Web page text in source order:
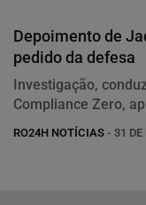
Depoimento de
pedido da defesa
Investigação,
Compliance Zero,
RO24H NOTÍCIAS - 31 DE